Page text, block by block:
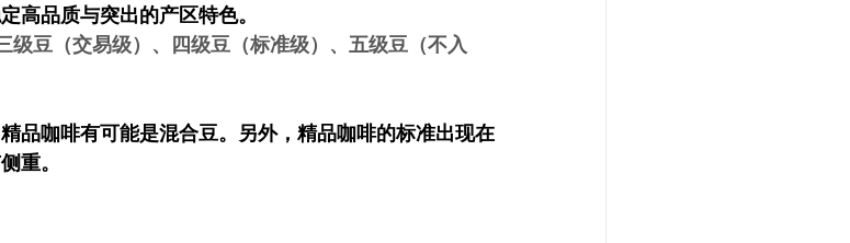
高品质与突出的产区特色。
豆（交易级）、四级豆（标准级）、五级豆（不入
品咖啡有可能是混合豆。另外，精品咖啡的标准出现在
重。